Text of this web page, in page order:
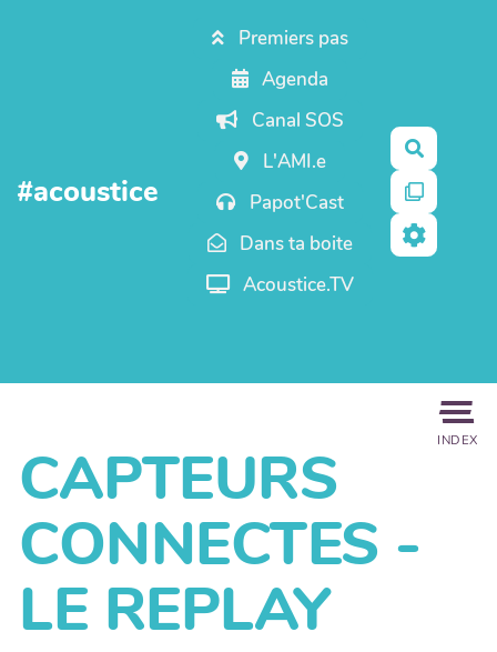
Aller au contenu principal
#acoustice
Premiers pas
Agenda
Canal SOS
L'AMI.e
Papot'Cast
Dans ta boite
Acoustice.TV
INDEX
CAPTEURS
CONNECTES -
LE REPLAY